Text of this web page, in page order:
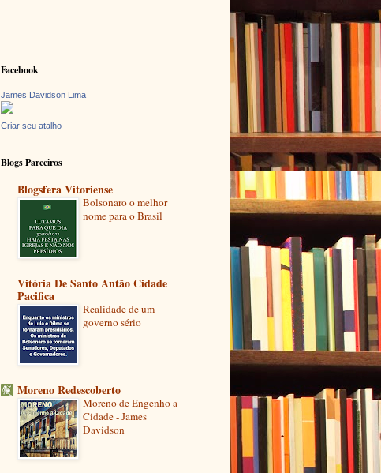
Facebook
James Davidson Lima
Criar seu atalho
Blogs Parceiros
Blogsfera Vitoriense
Bolsonaro o melhor
nome para o Brasil
Vitória De Santo Antão Cidade
Pacifica
Realidade de um
governo sério
Moreno Redescoberto
Moreno de Engenho a
Cidade - James
Davidson